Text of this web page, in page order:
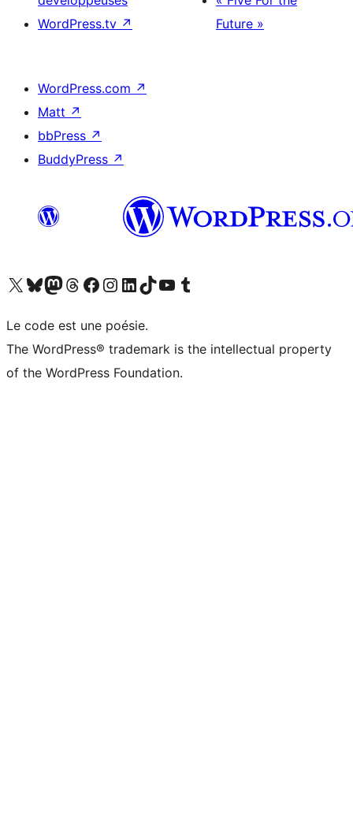
WordPress.tv ↗
Future »
WordPress.com ↗
Matt ↗
bbPress ↗
BuddyPress ↗
Visitez notre compte X (précédemment Twitter)
Visiter notre compte Bluesky
Visiter notre compte Mastodon
Visiter notre compte Threads
Consulter notre compte Facebook
Consulter notre compte Instagram
Consulter notre compte LinkedIn
Visiter notre compte TokTok
Visiter notre chaîne YouTube
Visiter notre compte Tumblr
Le code est une poésie.
The WordPress® trademark is the intellectual property
of the WordPress Foundation.